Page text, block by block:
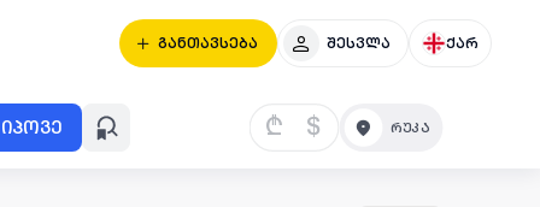
განთავსება შესვლა ქარ
იპოვე ₾ $